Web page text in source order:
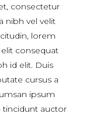
consectetur
nibh vel velit
lorem
consequat
id elit. Duis
cursus a
ipsum
tincidunt auctor